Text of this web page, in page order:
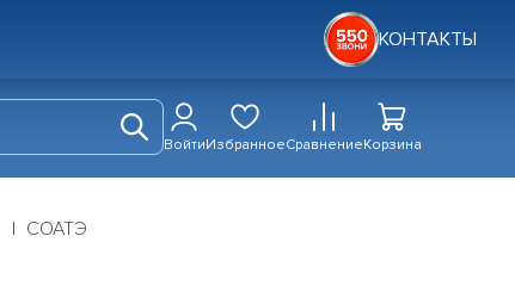
КОНТАКТЫ
ВойтиИзбранноеСравнениеКорзина
СОАТЭ